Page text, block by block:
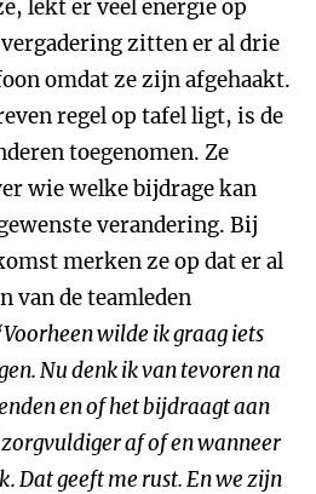
lekt er veel energie op
zitten er al drie
omdat ze zijn afgehaakt.
regel op tafel ligt, is de
toegenomen. Ze
wie welke bijdrage kan
verandering. Bij
merken ze op dat er al
van de teamleden
wilde ik graag iets
Nu denk ik van tevoren na
en of het bijdraagt aan
af of en wanneer
Dat geeft me rust. En we zijn